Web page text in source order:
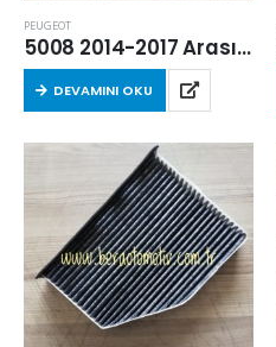
PEUGEOT
5008 2014-2017 Arası 1.6 Dizel Yakıt Filtresi
DEVAMINI OKU